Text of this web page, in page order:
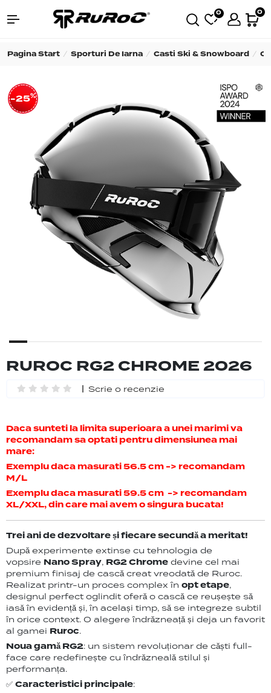
0 0
Pagina Start Sporturi De Iarna Casti Ski & Snowboard
-25%
RUROC RG2 CHROME 2026
Scrie o recenzie
Daca sunteti la limita superioara a unei marimi va
recomandam sa optati pentru dimensiunea mai
mare:
Exemplu daca masurati 56.5 cm -> recomandam
M/L
Exemplu daca masurati 59.5 cm -> recomandam
XL/XXL, din care mai avem o singura bucata!
Trei ani de dezvoltare și fiecare secundă a meritat!
După experimente extinse cu tehnologia de
vopsire Nano Spray, RG2 Chrome devine cel mai
premium finisaj de cască creat vreodată de Ruroc.
Realizat printr-un proces complex în opt etape,
designul perfect oglindit oferă o cască ce reușește să
iasă în evidență și, în același timp, să se integreze subtil
în orice context. O alegere îndrăzneață și deja un favorit
al gamei Ruroc.
Noua gamă RG2: un sistem revoluționar de căști full-
face care redefinește cu îndrăzneală stilul și
performanța.
✅ Caracteristici principale: